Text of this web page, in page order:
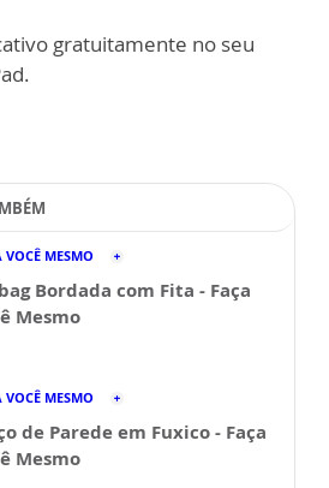
gratuitamente no seu
VOCÊ MESMO
Bordada com Fita - Faça
Mesmo
VOCÊ MESMO
de Parede em Fuxico - Faça
Mesmo